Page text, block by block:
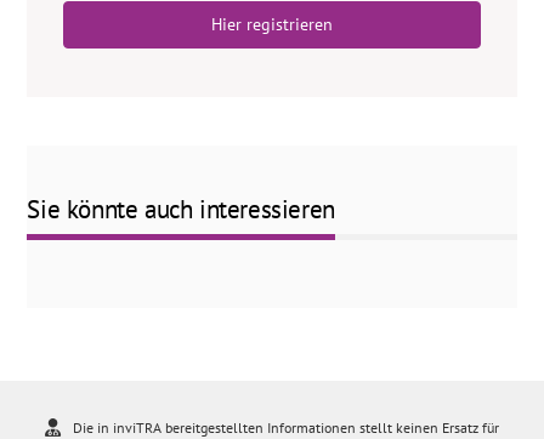
Hier registrieren
Sie könnte auch interessieren
Die in inviTRA bereitgestellten Informationen stellt keinen Ersatz für